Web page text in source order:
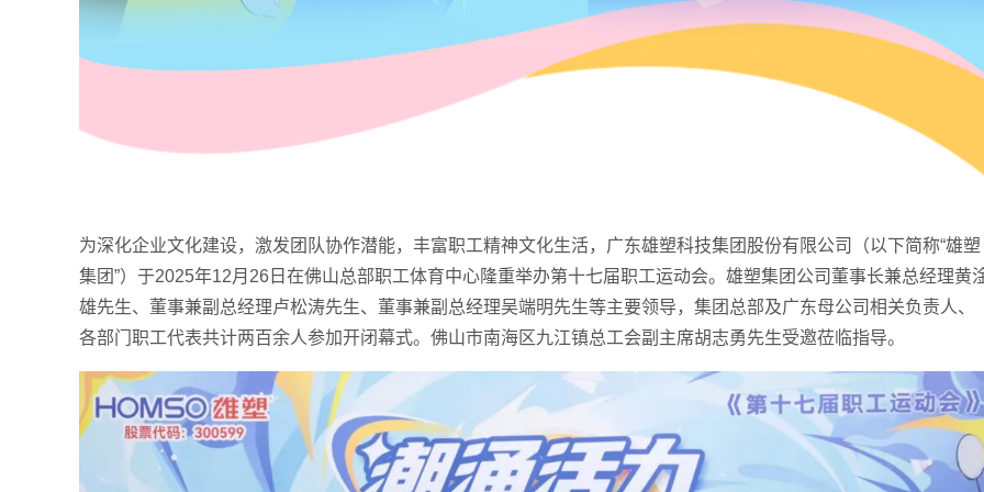
为深化企业文化建设，激发团队协作潜能，丰富职工精神文化生活，广东雄塑科技集团股份有限公司（以下简称“雄塑
集团”）于2025年12月26日在佛山总部职工体育中心隆重举办第十七届职工运动会。雄塑集团公司董事长兼总经理黄
雄先生、董事兼副总经理卢松涛先生、董事兼副总经理吴端明先生等主要领导，集团总部及广东母公司相关负责人、
各部门职工代表共计两百余人参加开闭幕式。佛山市南海区九江镇总工会副主席胡志勇先生受邀莅临指导。